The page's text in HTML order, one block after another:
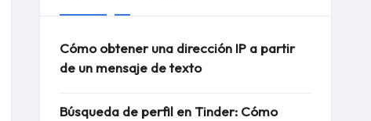
Cómo obtener una dirección IP a partir
de un mensaje de texto
Búsqueda de perfil en Tinder: Cómo